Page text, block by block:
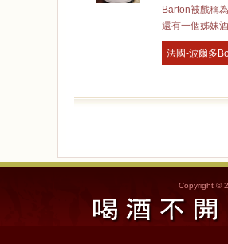
Barton被戲稱
還有一個姊妹
法國-波爾多
Copyright ©